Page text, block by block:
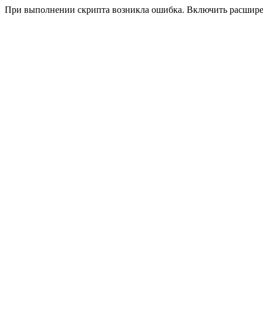
При выполнении скрипта возникла ошибка. Включить